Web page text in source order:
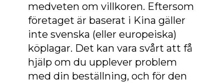
medveten om villkoren. Eftersom
företaget är baserat i Kina gäller
inte svenska (eller europeiska)
köplagar. Det kan vara svårt att få
hjälp om du upplever problem
med din beställning, och för den